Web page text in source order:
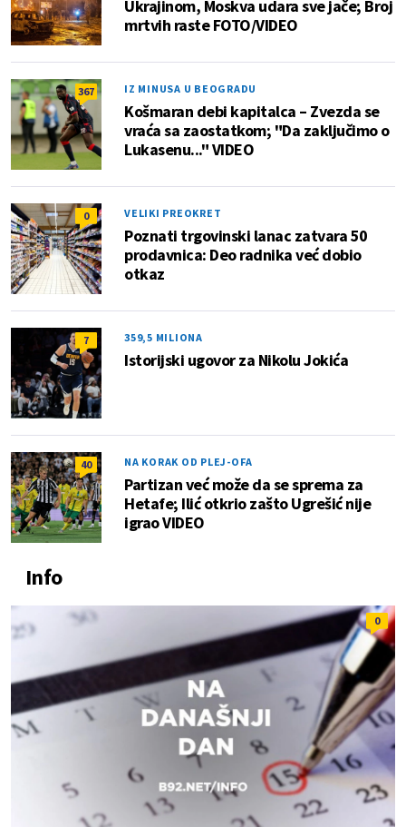
Ukrajinom, Moskva udara sve jače; Broj
mrtvih raste FOTO/VIDEO
367 IZ MINUSA U BEOGRADU
Košmaran debi kapitalca – Zvezda se
vraća sa zaostatkom; "Da zaključimo o
Lukasenu..." VIDEO
0 VELIKI PREOKRET
Poznati trgovinski lanac zatvara 50
prodavnica: Deo radnika već dobio
otkaz
7 359,5 MILIONA
Istorijski ugovor za Nikolu Jokića
40 NA KORAK OD PLEJ-OFA
Partizan već može da se sprema za
Hetafe; Ilić otkrio zašto Ugrešić nije
igrao VIDEO
Info
0